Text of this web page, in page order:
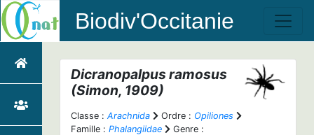
Biodiv'Occitanie
Dicranopalpus ramosus
(Simon, 1909)
Classe : Arachnida Ordre : Opiliones
Famille : Phalangiidae
Genre :